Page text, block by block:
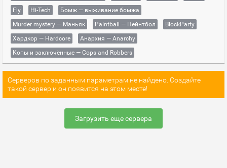
Fly
Hi-Tech
Бомж — выживание бомжа
Murder mystery — Маньяк
Paintball — Пейнтбол
BlockParty
Хардкор — Hardcore
Анархия — Anarchy
Копы и заключённые — Cops and Robbers
Серверов по заданным параметрам не найдено. Создайте
такой сервер и он появится на этом месте!
Загрузить еще сервера